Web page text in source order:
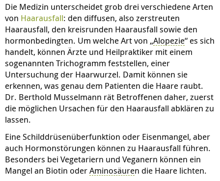
Die Medizin unterscheidet grob drei verschiedene Arten
von Haarausfall: den diffusen, also zerstreuten
Haarausfall, den kreisrunden Haarausfall sowie den
hormonbedingten. Um welche Art von „Alopezie“ es sich
handelt, können Ärzte und Heilpraktiker mit einem
sogenannten Trichogramm feststellen, einer
Untersuchung der Haarwurzel. Damit können sie
erkennen, was genau dem Patienten die Haare raubt.
Dr. Berthold Musselmann rät Betroffenen daher, zuerst
die möglichen Ursachen für den Haarausfall abklären zu
lassen.
Eine Schilddrüsenüberfunktion oder Eisenmangel, aber
auch Hormonstörungen können zu Haarausfall führen.
Besonders bei Vegetariern und Veganern können ein
Mangel an Biotin oderAminosäuren die Haare lichten.